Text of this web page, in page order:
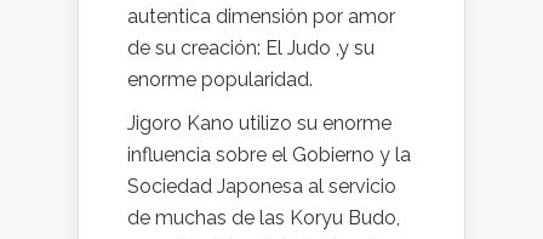
autentica dimensión por amor
de su creación: El Judo ,y su
enorme popularidad.
Jigoro Kano utilizo su enorme
influencia sobre el Gobierno y la
Sociedad Japonesa al servicio
de muchas de las Koryu Budo,